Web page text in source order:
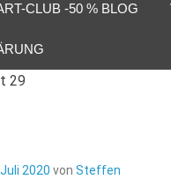
CLUB -50 % BLOG
2020 von Steffen